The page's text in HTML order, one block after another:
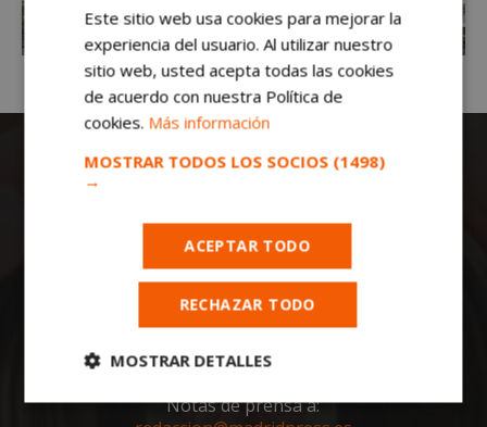
mostoleshoy.com. Mantente informado de
deportes de tu ciudad. ¡Síguenos!
Notas de prensa a:
Este sitio web usa cookies para mejorar la
experiencia del usuario. Al utilizar nuestro
sitio web, usted acepta todas las cookies
de acuerdo con nuestra Política de
cookies. Más información
MOSTRAR TODOS LOS SOCIOS (1498)
→
ACEPTAR TODO
RECHAZAR TODO
MOSTRAR DETALLES
Cookies
Cookies de